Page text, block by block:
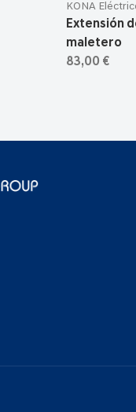
KONA
Extensión
maletero
83,00 €